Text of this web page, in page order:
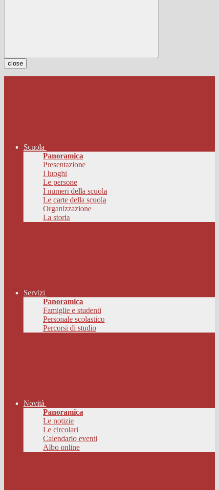
close
Scuola
Panoramica
Presentazione
I luoghi
Le persone
I numeri della scuola
Le carte della scuola
Organizzazione
La storia
Servizi
Panoramica
Famiglie e studenti
Personale scolastico
Percorsi di studio
Novità
Panoramica
Le notizie
Le circolari
Calendario eventi
Albo online